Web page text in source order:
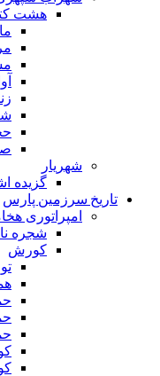
هشت
ما
شرق
شهریار
گزیده
تاریخ سرزمین پارس
امپراتوری
شجره
کورش